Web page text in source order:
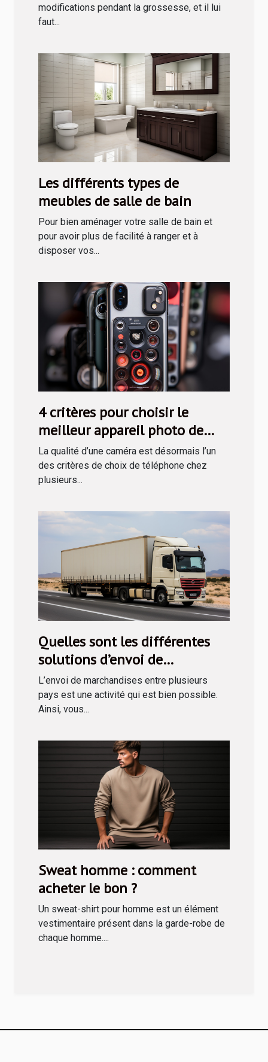
modifications pendant la grossesse, et il lui
faut...
Les différents types de
meubles de salle de bain
Pour bien aménager votre salle de bain et
pour avoir plus de facilité à ranger et à
disposer vos...
4 critères pour choisir le
meilleur appareil photo de
téléphone
La qualité d’une caméra est désormais l’un
des critères de choix de téléphone chez
plusieurs...
Quelles sont les différentes
solutions d’envoi de
marchandises en Tunisie ?
L’envoi de marchandises entre plusieurs
pays est une activité qui est bien possible.
Ainsi, vous...
Sweat homme : comment
acheter le bon ?
Un sweat-shirt pour homme est un élément
vestimentaire présent dans la garde-robe de
chaque homme....